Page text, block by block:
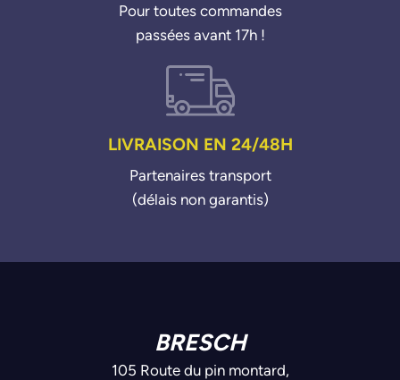
Pour toutes commandes
passées avant 17h !
LIVRAISON EN 24/48H
Partenaires transport
(délais non garantis)
BRESCH
105 Route du pin montard,